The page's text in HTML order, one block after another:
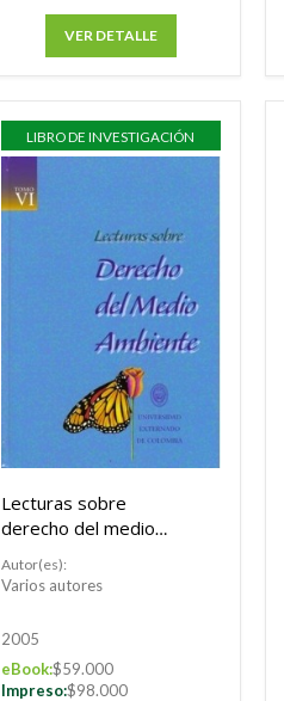
VER DETALLE
LIBRO DE INVESTIGACIÓN
Lecturas sobre
derecho del medio
ambiente. Tomo VI
Autor(es):
Varios autores
2005
eBook:$59.000
Impreso:$98.000